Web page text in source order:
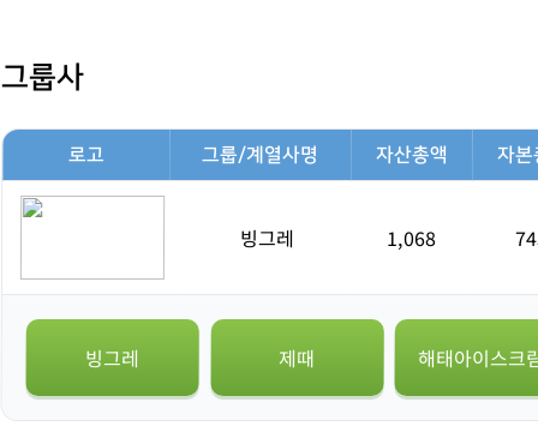
그룹사
로고 그룹/계열사명 자산총액 자본
빙그레 1,068
빙그레 제때 해태아이스크